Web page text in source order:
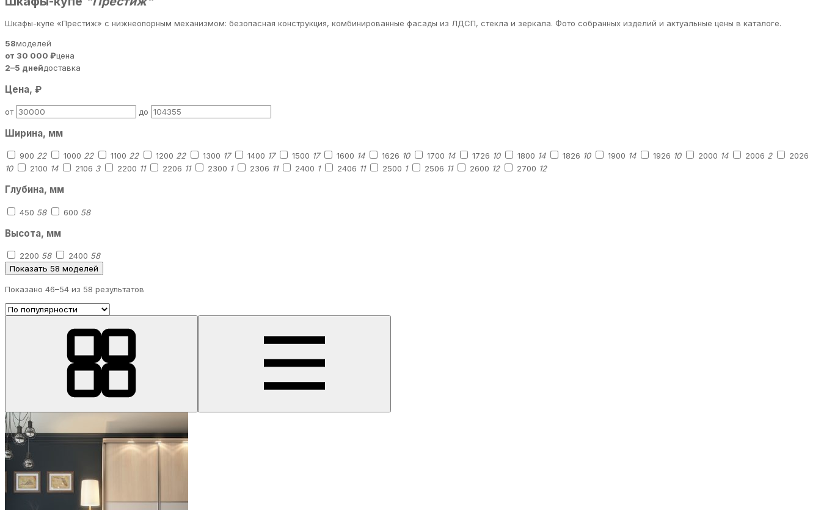
Шкафы-купе «Престиж» с нижнеопорным механизмом: безопасная конструкция, комбинированные фасады из ЛДСП, стекла и зеркала. Фото собранных изделий и актуальные цены в каталоге.
58моделей
от 30 000 ₽цена
2–5 днейдоставка
Цена, ₽
от до
Ширина, мм
900 22 1000 22 1100 22 1200 22 1300 17 1400 17 1500 17 1600 14 1626 10 1700 14 1726 10 1800 14 1826 10 1900 14 1926 10 2000 14 2006 2
2026
10
2100 14 2106 3 2200 11 2206 11 2300 1 2306 11 2400 1 2406 11 2500 1 2506 11 2600 12 2700 12
Глубина, мм
450 58 600 58
Высота, мм
2200 58 2400 58
Показать 58 моделей
Показано 46–54 из 58 результатов